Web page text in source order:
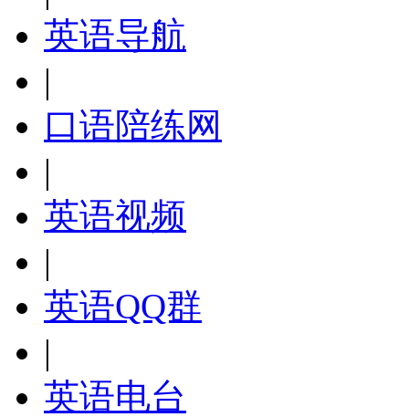
英语导航
|
口语陪练网
|
英语视频
|
英语QQ群
|
英语电台